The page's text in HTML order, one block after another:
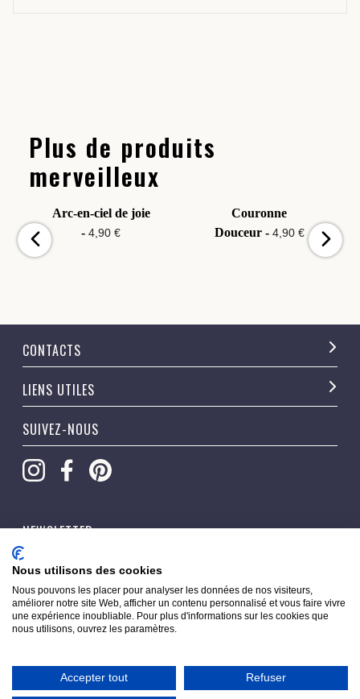
Plus de produits
merveilleux
Arc-en-ciel de joie
-4,90 €
Couronne
Douceur - 4,90 €
CONTACTS
LIENS UTILES
SUIVEZ-NOUS
NEWSLETTER
Copyright © 2026 Pippacorner. Tous droits réservés.
Nous utilisons des cookies
Nous pouvons les placer pour analyser les données de nos visiteurs,
améliorer notre site Web, afficher un contenu personnalisé et vous faire vivre
une expérience inoubliable. Pour plus d'informations sur les cookies que
nous utilisons, ouvrez les paramètres.
Accepter tout Refuser